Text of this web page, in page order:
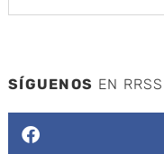
SÍGUENOS EN RRSS